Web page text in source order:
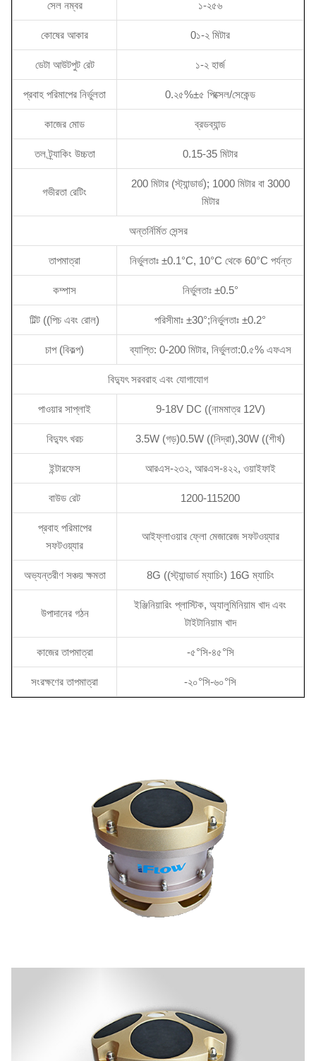
সেল নম্বর ১-২৫৬
কোষের আকার 0১-২ মিটার
ডেটা আউটপুট রেট ১-২ হার্জ
প্রবাহ পরিমাপের নির্ভুলতা 0.২৫%±৫ পিক্সেল/সেকেন্ড
কাজের মোড ব্রডব্যান্ড
তল ট্র্যাকিং উচ্চতা 0.15-35 মিটার
গভীরতা রেটিং
200 মিটার (স্ট্যান্ডার্ড); 1000 মিটার বা 3000
মিটার
অন্তর্নির্মিত সেন্সর
তাপমাত্রা নির্ভুলতাঃ ±0.1°C, 10°C থেকে 60°C পর্যন্ত
কম্পাস নির্ভুলতাঃ ±0.5°
টিল্ট ((পিচ এবং রোল) পরিসীমাঃ ±30°;নির্ভুলতাঃ ±0.2°
চাপ (বিকল্প) ব্যাপ্তি: 0-200 মিটার, নির্ভুলতা:0.৫% এফএস
বিদ্যুৎ সরবরাহ এবং যোগাযোগ
পাওয়ার সাপ্লাই 9-18V DC ((নামমাত্র 12V)
বিদ্যুৎ খরচ 3.5W (গড়)0.5W ((নিদ্রা),30W ((শীর্ষ)
ইন্টারফেস আরএস-২৩২, আরএস-৪২২, ওয়াইফাই
বাউড রেট 1200-115200
প্রবাহ পরিমাপের
সফটওয়্যার
আইফ্লাওয়ার ফ্লো মেজারেজ সফটওয়্যার
অভ্যন্তরীণ সঞ্চয় ক্ষমতা 8G ((স্ট্যান্ডার্ড ম্যাচিং) 16G ম্যাচিং
উপাদানের গঠন
ইঞ্জিনিয়ারিং প্লাস্টিক, অ্যালুমিনিয়াম খাদ এবং
টাইটানিয়াম খাদ
কাজের তাপমাত্রা -৫°সি-৪৫°সি
সংরক্ষণের তাপমাত্রা -২০°সি-৬০°সি